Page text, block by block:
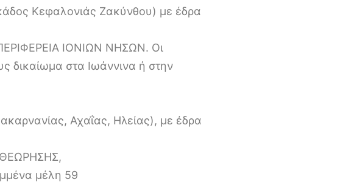
Κεφαλονιάς Ζακύνθου) με έδρα
ΙΟΝΙΩΝ ΝΗΣΩΝ. Οι
δικαίωμα στα Ιωάννινα ή στην
Αχαΐας, Ηλείας), με έδρα
μέλη 59